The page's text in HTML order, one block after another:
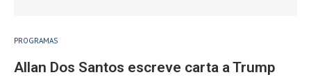
PROGRAMAS
Allan Dos Santos escreve carta a Trump